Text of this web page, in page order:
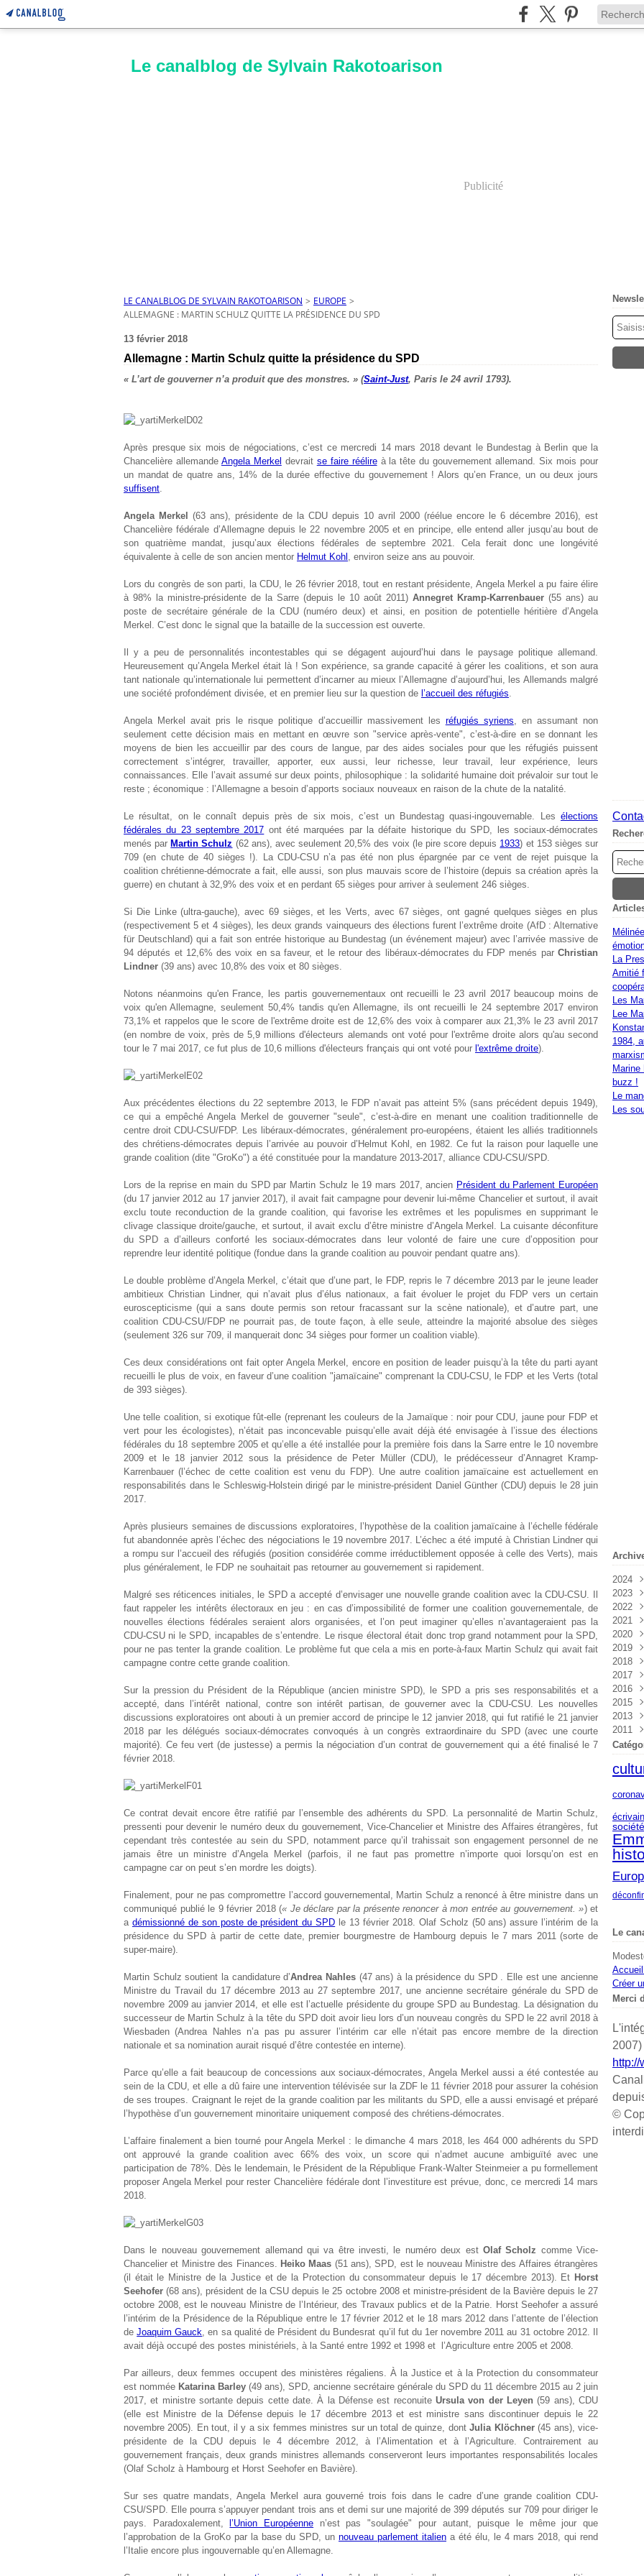
Le canalblog de Sylvain Rakotoarison
Publicité
LE CANALBLOG DE SYLVAIN RAKOTOARISON > EUROPE >
ALLEMAGNE : MARTIN SCHULZ QUITTE LA PRÉSIDENCE DU SPD
13 février 2018
Allemagne : Martin Schulz quitte la présidence du SPD
« L’art de gouverner n’a produit que des monstres. » (Saint-Just, Paris le 24 avril 1793).
Après presque six mois de négociations, c’est ce mercredi 14 mars 2018 devant le Bundestag à Berlin que la
Chancelière allemande Angela Merkel devrait se faire réélireà la tête du gouvernement allemand. Six mois pour
un mandat de quatre ans, 14% de la durée effective du gouvernement ! Alors qu’en France, un ou deux jours
suffisent.
Angela Merkel
(63 ans), présidente de la CDU depuis 10 avril 2000 (réélue encore le 6 décembre 2016), est
Chancelière fédérale d’Allemagne depuis le 22 novembre 2005 et en principe, elle entend aller jusqu’au bout de
son quatrième mandat, jusqu’aux élections fédérales de septembre 2021. Cela ferait donc une longévité
équivalente à celle de son ancien mentor Helmut Kohl , environ seize ans au pouvoir.
Lors du congrès de son parti, la CDU, le 26 février 2018, tout en restant présidente, Angela Merkel a pu faire élire
à 98% la ministre-présidente de la Sarre (depuis le 10 août 2011) Annegret Kramp-Karrenbauer (55 ans) au
poste de secrétaire générale de la CDU (numéro deux) et ainsi, en position de potentielle héritière d’Angela
Merkel. C’est donc le signal que la bataille de la succession est ouverte.
Il y a peu de personnalités incontestables qui se dégagent aujourd’hui dans le paysage politique allemand.
Heureusement qu’Angela Merkel était là ! Son expérience, sa grande capacité à gérer les coalitions, et son aura
tant nationale qu’internationale lui permettent d’incarner au mieux l’Allemagne d’aujourd’hui, les Allemands malgré
une société profondément divisée, et en premier lieu sur la question de l’accueil des réfugiés.
Angela Merkel avait pris le risque politique d’accueillir massivement les réfugiés syriens, en assumant non
seulement cette décision mais en mettant en œuvre son "service après-vente", c’est-à-dire en se donnant les
moyens de bien les accueillir par des cours de langue, par des aides sociales pour que les réfugiés puissent
correctement s’intégrer, travailler, apporter, eux aussi, leur richesse, leur travail, leur expérience, leurs
connaissances. Elle l’avait assumé sur deux points, philosophique : la solidarité humaine doit prévaloir sur tout le
reste ; économique : l’Allemagne a besoin d’apports sociaux nouveaux en raison de la chute de la natalité.
Le résultat, on le connaît depuis près de six mois, c’est un Bundestag quasi-ingouvernable. Les élections
fédérales du 23 septembre 2017 ont été marquées par la défaite historique du SPD, les sociaux-démocrates
menés par Martin Schulz (62 ans), avec seulement 20,5% des voix (le pire score depuis 1933) et 153 sièges sur
709 (en chute de 40 sièges !). La CDU-CSU n’a pas été non plus épargnée par ce vent de rejet puisque la
coalition chrétienne-démocrate a fait, elle aussi, son plus mauvais score de l’histoire (depuis sa création après la
guerre) en chutant à 32,9% des voix et en perdant 65 sièges pour arriver à seulement 246 sièges.
Si Die Linke (ultra-gauche), avec 69 sièges, et les Verts, avec 67 sièges, ont gagné quelques sièges en plus
(respectivement 5 et 4 sièges), les deux grands vainqueurs des élections furent l’extrême droite (AfD : Alternative
für Deutschland) qui a fait son entrée historique au Bundestag (un événement majeur) avec l’arrivée massive de
94 députés et 12,6% des voix en sa faveur, et le retour des libéraux-démocrates du FDP menés par Christian
Lindner (39 ans) avec 10,8% des voix et 80 sièges.
Notons néanmoins qu'en France, les partis gouvernementaux ont recueilli le 23 avril 2017 beaucoup moins de
voix qu'en Allemagne, seulement 50,4% tandis qu'en Allemagne, ils ont recueilli le 24 septembre 2017 environ
73,1% et rappelos que le score de l'extrême droite est de 12,6% des voix à comparer aux 21,3% le 23 avril 2017
(en nombre de voix, près de 5,9 millions d'électeurs alemands ont voté pour l'extrême droite alors qu'au second
tour le 7 mai 2017, ce fut plus de 10,6 millions d'électeurs français qui ont voté pour l'extrême droite).
Aux précédentes élections du 22 septembre 2013, le FDP n’avait pas atteint 5% (sans précédent depuis 1949),
ce qui a empêché Angela Merkel de gouverner "seule", c’est-à-dire en menant une coalition traditionnelle de
centre droit CDU-CSU/FDP. Les libéraux-démocrates, généralement pro-européens, étaient les alliés traditionnels
des chrétiens-démocrates depuis l’arrivée au pouvoir d’Helmut Kohl, en 1982. Ce fut la raison pour laquelle une
grande coalition (dite "GroKo") a été constituée pour la mandature 2013-2017, alliance CDU-CSU/SPD.
Lors de la reprise en main du SPD par Martin Schulz le 19 mars 2017, ancien Président du Parlement Européen
(du 17 janvier 2012 au 17 janvier 2017), il avait fait campagne pour devenir lui-même Chancelier et surtout, il avait
exclu toute reconduction de la grande coalition, qui favorise les extrêmes et les populismes en supprimant le
clivage classique droite/gauche, et surtout, il avait exclu d’être ministre d’Angela Merkel. La cuisante déconfiture
du SPD a d’ailleurs conforté les sociaux-démocrates dans leur volonté de faire une cure d’opposition pour
reprendre leur identité politique (fondue dans la grande coalition au pouvoir pendant quatre ans).
Le double problème d’Angela Merkel, c’était que d’une part, le FDP, repris le 7 décembre 2013 par le jeune leader
ambitieux Christian Lindner, qui n’avait plus d’élus nationaux, a fait évoluer le projet du FDP vers un certain
euroscepticisme (qui a sans doute permis son retour fracassant sur la scène nationale), et d’autre part, une
coalition CDU-CSU/FDP ne pourrait pas, de toute façon, à elle seule, atteindre la majorité absolue des sièges
(seulement 326 sur 709, il manquerait donc 34 sièges pour former un coalition viable).
Ces deux considérations ont fait opter Angela Merkel, encore en position de leader puisqu’à la tête du parti ayant
recueilli le plus de voix, en faveur d’une coalition "jamaïcaine" comprenant la CDU-CSU, le FDP et les Verts (total
de 393 sièges).
Une telle coalition, si exotique fût-elle (reprenant les couleurs de la Jamaïque : noir pour CDU, jaune pour FDP et
vert pour les écologistes), n’était pas inconcevable puisqu’elle avait déjà été envisagée à l’issue des élections
fédérales du 18 septembre 2005 et qu’elle a été installée pour la première fois dans la Sarre entre le 10 novembre
2009 et le 18 janvier 2012 sous la présidence de Peter Müller (CDU), le prédécesseur d’Annagret Kramp-
Karrenbauer (l’échec de cette coalition est venu du FDP). Une autre coalition jamaïcaine est actuellement en
responsabilités dans le Schleswig-Holstein dirigé par le ministre-président Daniel Günther (CDU) depuis le 28 juin
2017.
Après plusieurs semaines de discussions exploratoires, l’hypothèse de la coalition jamaïcaine à l’échelle fédérale
fut abandonnée après l’échec des négociations le 19 novembre 2017. L’échec a été imputé à Christian Lindner qui
a rompu sur l’accueil des réfugiés (position considérée comme irréductiblement opposée à celle des Verts), mais
plus généralement, le FDP ne souhaitait pas retourner au gouvernement si rapidement.
Malgré ses réticences initiales, le SPD a accepté d’envisager une nouvelle grande coalition avec la CDU-CSU. Il
faut rappeler les intérêts électoraux en jeu : en cas d’impossibilité de former une coalition gouvernementale, de
nouvelles élections fédérales seraient alors organisées, et l’on peut imaginer qu’elles n’avantageraient pas la
CDU-CSU ni le SPD, incapables de s’entendre. Le risque électoral était donc trop grand notamment pour la SPD,
pour ne pas tenter la grande coalition. Le problème fut que cela a mis en porte-à-faux Martin Schulz qui avait fait
campagne contre cette grande coalition.
Sur la pression du Président de la République (ancien ministre SPD), le SPD a pris ses responsabilités et a
accepté, dans l’intérêt national, contre son intérêt partisan, de gouverner avec la CDU-CSU. Les nouvelles
discussions exploratoires ont abouti à un premier accord de principe le 12 janvier 2018, qui fut ratifié le 21 janvier
2018 par les délégués sociaux-démocrates convoqués à un congrès extraordinaire du SPD (avec une courte
majorité). Ce feu vert (de justesse) a permis la négociation d’un contrat de gouvernement qui a été finalisé le 7
février 2018.
Ce contrat devait encore être ratifié par l’ensemble des adhérents du SPD. La personnalité de Martin Schulz,
pressenti pour devenir le numéro deux du gouvernement, Vice-Chancelier et Ministre des Affaires étrangères, fut
cependant très contestée au sein du SPD, notamment parce qu’il trahissait son engagement personnel de ne
jamais être un ministre d’Angela Merkel (parfois, il ne faut pas promettre n’importe quoi lorsqu’on est en
campagne car on peut s’en mordre les doigts).
Finalement, pour ne pas compromettre l’accord gouvernemental, Martin Schulz a renoncé à être ministre dans un
communiqué publié le 9 février 2018 (« Je déclare par la présente renoncer à mon entrée au gouvernement. ») et
a démissionné de son poste de président du SPD le 13 février 2018. Olaf Scholz (50 ans) assure l’intérim de la
présidence du SPD à partir de cette date, premier bourgmestre de Hambourg depuis le 7 mars 2011 (sorte de
super-maire).
Martin Schulz soutient la candidature d’Andrea Nahles (47 ans) à la présidence du SPD . Elle est une ancienne
Ministre du Travail du 17 décembre 2013 au 27 septembre 2017, une ancienne secrétaire générale du SPD de
novembre 2009 au janvier 2014, et elle est l’actuelle présidente du groupe SPD au Bundestag. La désignation du
successeur de Martin Schulz à la tête du SPD doit avoir lieu lors d’un nouveau congrès du SPD le 22 avril 2018 à
Wiesbaden (Andrea Nahles n’a pas pu assurer l’intérim car elle n’était pas encore membre de la direction
nationale et sa nomination aurait risqué d’être contestée en interne).
Parce qu’elle a fait beaucoup de concessions aux sociaux-démocrates, Angela Merkel aussi a été contestée au
sein de la CDU, et elle a dû faire une intervention télévisée sur la ZDF le 11 février 2018 pour assurer la cohésion
de ses troupes. Craignant le rejet de la grande coalition par les militants du SPD, elle a aussi envisagé et préparé
l’hypothèse d’un gouvernement minoritaire uniquement composé des chrétiens-démocrates.
L’affaire finalement a bien tourné pour Angela Merkel : le dimanche 4 mars 2018, les 464 000 adhérents du SPD
ont approuvé la grande coalition avec 66% des voix, un score qui n’admet aucune ambiguïté avec une
participation de 78%. Dès le lendemain, le Président de la République Frank-Walter Steinmeier a pu formellement
proposer Angela Merkel pour rester Chancelière fédérale dont l’investiture est prévue, donc, ce mercredi 14 mars
2018.
Dans le nouveau gouvernement allemand qui va être investi, le numéro deux est Olaf Scholz comme Vice-
Chancelier et Ministre des Finances. Heiko Maas (51 ans), SPD, est le nouveau Ministre des Affaires étrangères
(il était le Ministre de la Justice et de la Protection du consommateur depuis le 17 décembre 2013). Et Horst
Seehofer (68 ans), président de la CSU depuis le 25 octobre 2008 et ministre-président de la Bavière depuis le 27
octobre 2008, est le nouveau Ministre de l’Intérieur, des Travaux publics et de la Patrie. Horst Seehofer a assuré
l’intérim de la Présidence de la République entre le 17 février 2012 et le 18 mars 2012 dans l’attente de l’élection
deJoaquim Gauck, en sa qualité de Président du Bundesrat qu’il fut du 1ernovembre 2011 au 31 octobre 2012. Il
avait déjà occupé des postes ministériels, à la Santé entre 1992 et 1998 et l’Agriculture entre 2005 et 2008.
Par ailleurs, deux femmes occupent des ministères régaliens. À la Justice et à la Protection du consommateur
est nommée Katarina Barley (49 ans), SPD, ancienne secrétaire générale du SPD du 11 décembre 2015 au 2 juin
2017, et ministre sortante depuis cette date. À la Défense est reconuite Ursula von der Leyen (59 ans), CDU
(elle est Ministre de la Défense depuis le 17 décembre 2013 et est ministre sans discontinuer depuis le 22
novembre 2005). En tout, il y a six femmes ministres sur un total de quinze, dontJulia Klöchner(45 ans), vice-
présidente de la CDU depuis le 4 décembre 2012, à l’Alimentation et à l’Agriculture. Contrairement au
gouvernement français, deux grands ministres allemands conserveront leurs importantes responsabilités locales
(Olaf Scholz à Hambourg et Horst Seehofer en Bavière).
Sur ses quatre mandats, Angela Merkel aura gouverné trois fois dans le cadre d’une grande coalition CDU-
CSU/SPD. Elle pourra s’appuyer pendant trois ans et demi sur une majorité de 399 députés sur 709 pour diriger le
pays. Paradoxalement,
l’Union Européenne n’est pas "soulagée" pour autant, puisque le même jour que
l’approbation de la GroKo par la base du SPD, un nouveau parlement italien a été élu, le 4 mars 2018, qui rend
l’Italie encore plus ingouvernable qu’en Allemagne.
La
Amitié
Les
Lee
1984,
buzz !
Le
Les
2024
2023
Août
Juin
Mai
Avril
Mars
2022
Août
Juin
Mai
Avril
2021
Août
Juin
Mai
2020
Août
Juin
Mai
2019
Août
Juin
Mai
2018
Août
Juin
Mai
2017
Juin
2016
Mai
Avril
2015
Juin
Mai
Avril
2013
2011
écrivain
société
Le
Créer
Merci
©